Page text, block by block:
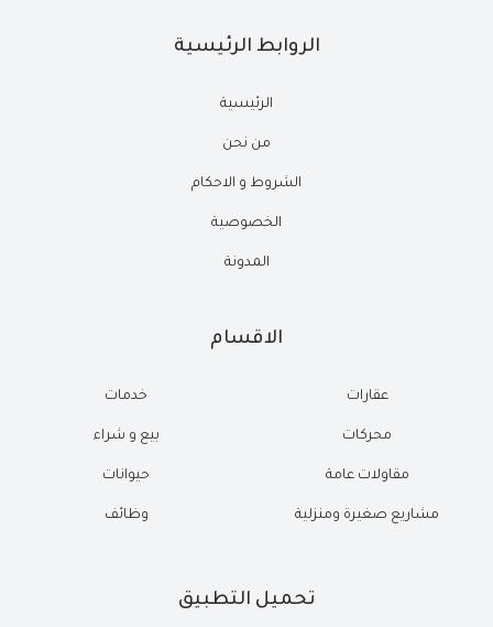
الروابط الرئيسية
الرئيسية
من نحن
الشروط و الاحكام
الخصوصية
المدونة
الاقسام
عقارات
محركات
مقاولات عامة
مشاريع صغيرة ومنزلية
خدمات
بيع و شراء
حيوانات
وظائف
تحميل التطبيق